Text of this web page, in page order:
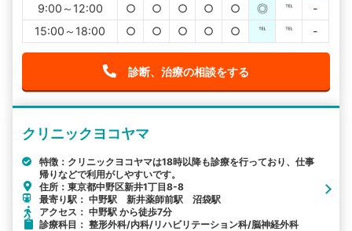
9:00～12:00
○ ○ ○ ○ ○ ◎ ℡
-
15:00～18:00
○ ○ ○ ○ ○ ℡ ℡ -
診断、治療の相談をする
クリニックヨコヤマ
特徴：クリニックヨコヤマは18時以降も診療を行っており、仕事
帰りなどで利用がしやすいです。
住所：東京都中野区新井1丁目8-8
最寄り駅： 中野駅 新井薬師前駅 沼袋駅
アクセス： 中野駅 から徒歩7分
診療科目： 整形外科/内科/リハビリテーション科/脳神経外科